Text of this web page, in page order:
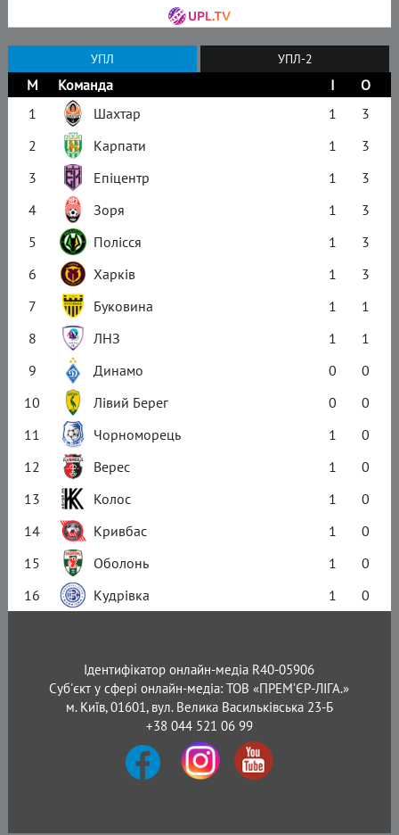
УПЛ УПЛ-2
М Команда І
О
1
Шахтар 1
3
2
Карпати 1
3
3
Епіцентр 1
3
4
Зоря 1
3
5
Полісся 1
3
6
Харків 1
3
7
Буковина 1
1
8
ЛНЗ 1
1
9
Динамо 0
0
10
Лівий Берег 0
0
11
Чорноморець 1
0
12
Верес 1
0
13
Колос 1
0
14
Кривбас 1
0
15
Оболонь 1
0
16
Кудрівка 1 0
Ідентифікатор онлайн-медіа R40-05906
Суб'єкт у сфері онлайн-медіа: ТОВ «ПРЕМ’ЄР-ЛІГА.»
м. Київ, 01601, вул. Велика Васильківська 23-Б
+38 044 521 06 99